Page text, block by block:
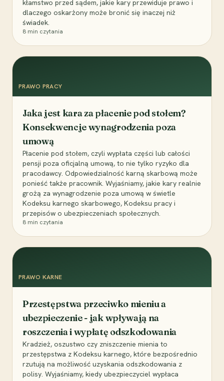
kłamstwo przed sądem, jakie kary przewiduje prawo i
dlaczego oskarżony może bronić się inaczej niż
świadek.
8 min czytania
PRAWO PRACY
Jaka jest kara za płacenie pod stołem?
Konsekwencje wynagrodzenia poza
umową
Płacenie pod stołem, czyli wypłata części lub całości
pensji poza oficjalną umową, to nie tylko ryzyko dla
pracodawcy. Odpowiedzialność karną skarbową może
ponieść także pracownik. Wyjaśniamy, jakie kary realnie
grożą za wynagrodzenie poza umową w świetle
Kodeksu karnego skarbowego, Kodeksu pracy i
przepisów o ubezpieczeniach społecznych.
8 min czytania
PRAWO KARNE
Przestępstwa przeciwko mieniu a
ubezpieczenie - jak wpływają na
roszczenia i wypłatę odszkodowania
Kradzież, oszustwo czy zniszczenie mienia to
przestępstwa z Kodeksu karnego, które bezpośrednio
rzutują na możliwość uzyskania odszkodowania z
polisy. Wyjaśniamy, kiedy ubezpieczyciel wypłaca